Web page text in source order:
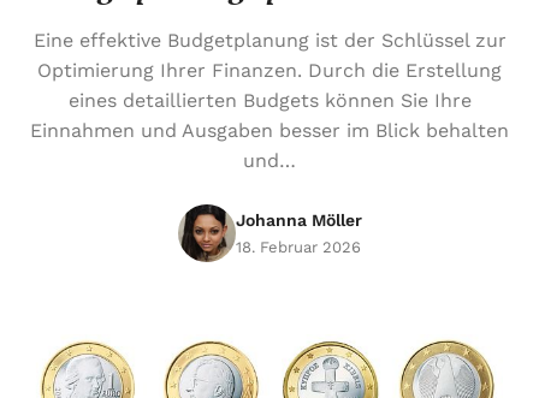
Eine effektive Budgetplanung ist der Schlüssel zur
Optimierung Ihrer Finanzen. Durch die Erstellung
eines detaillierten Budgets können Sie Ihre
Einnahmen und Ausgaben besser im Blick behalten
und…
Johanna Möller
18. Februar 2026